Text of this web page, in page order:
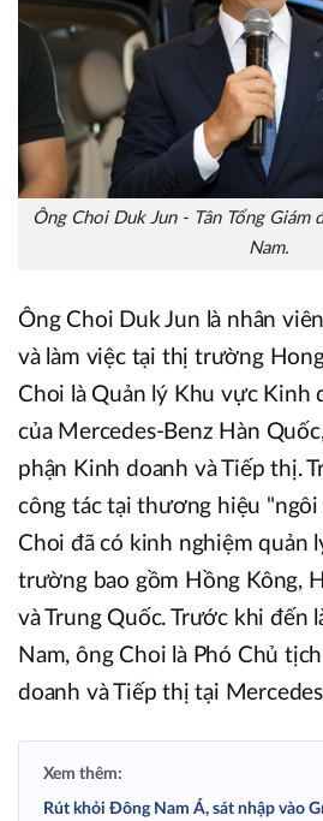
Ông Choi Duk Jun - Tân Tổng Giám
Nam.
Ông Choi Duk Jun là nhân
và làm việc tại thị trường
Choi là Quản lý Khu vực Kinh
của Mercedes-Benz Hàn
phận Kinh doanh và Tiếp thị.
công tác tại thương hiệu "ngôi
Choi đã có kinh nghiệm quản
trường bao gồm Hồng Kông,
và Trung Quốc. Trước khi đến
Nam, ông Choi là Phó Chủ
doanh và Tiếp thị tại
Xem thêm:
Rút khỏi Đông Nam Á, sát nhập vào